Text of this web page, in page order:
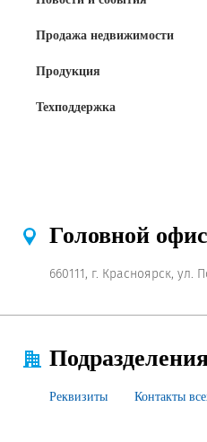
Продажа недвижимости
Продукция
Техподдержка
Головной
660111, г. Красноярск, ул.
Реквизиты Контакты